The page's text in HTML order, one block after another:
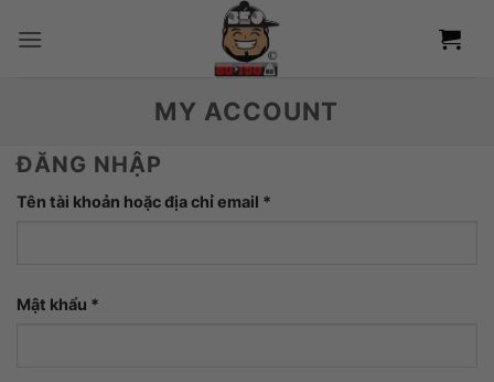
qua
MY ACCOUNT
ĐĂNG NHẬP
Tên tài khoản hoặc địa chỉ email *
Mật khẩu *